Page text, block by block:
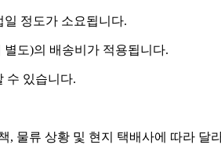
정도가 소요됩니다.
도)의 배송비가 적용됩니다.
수 있습니다.
, 물류 상황 및 현지 택배사에 따라 달